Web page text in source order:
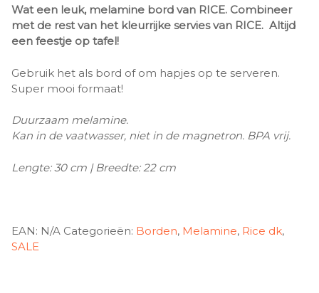
Wat een leuk, melamine bord van RICE. Combineer
met de rest van het kleurrijke servies van RICE. Altijd
een feestje op tafel!
Gebruik het als bord of om hapjes op te serveren.
Super mooi formaat!
Duurzaam melamine.
Kan in de vaatwasser, niet in de magnetron. BPA vrij.
Lengte: 30 cm | Breedte: 22 cm
EAN: N/A Categorieën: Borden, Melamine, Rice dk,
SALE